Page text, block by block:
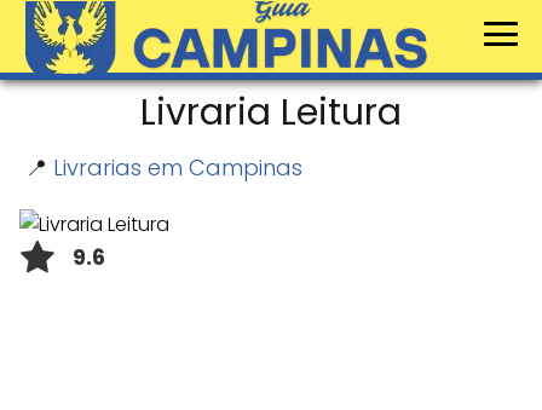
Livraria Leitura
📍 Livrarias em Campinas
9.6